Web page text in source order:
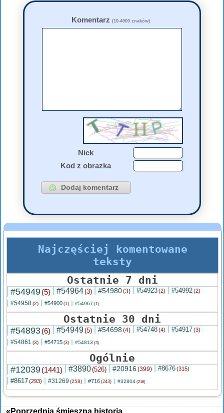
Komentarz (10-4000 znaków)
Nick
Kod z obrazka
Najczęściej komentowane
teksty
Ostatnie 7 dni
#54949(5) #54964(3) #54980(3) #54923(2) #54992(2)
#54958 (2) #54900 (1) #54967 (1)
Ostatnie 30 dni
#54893(6) #54949(5) #54698 (4) #54748(4) #54917(3)
#54861 (3) #54715 (3) #54813 (3)
Ogólnie
#12039(1441) #3890(526) #20916 (399) #8676(315)
#8617(293) #31269 (258) #716 (243) #32804 (216)
«Poprzednia śmieszna historia